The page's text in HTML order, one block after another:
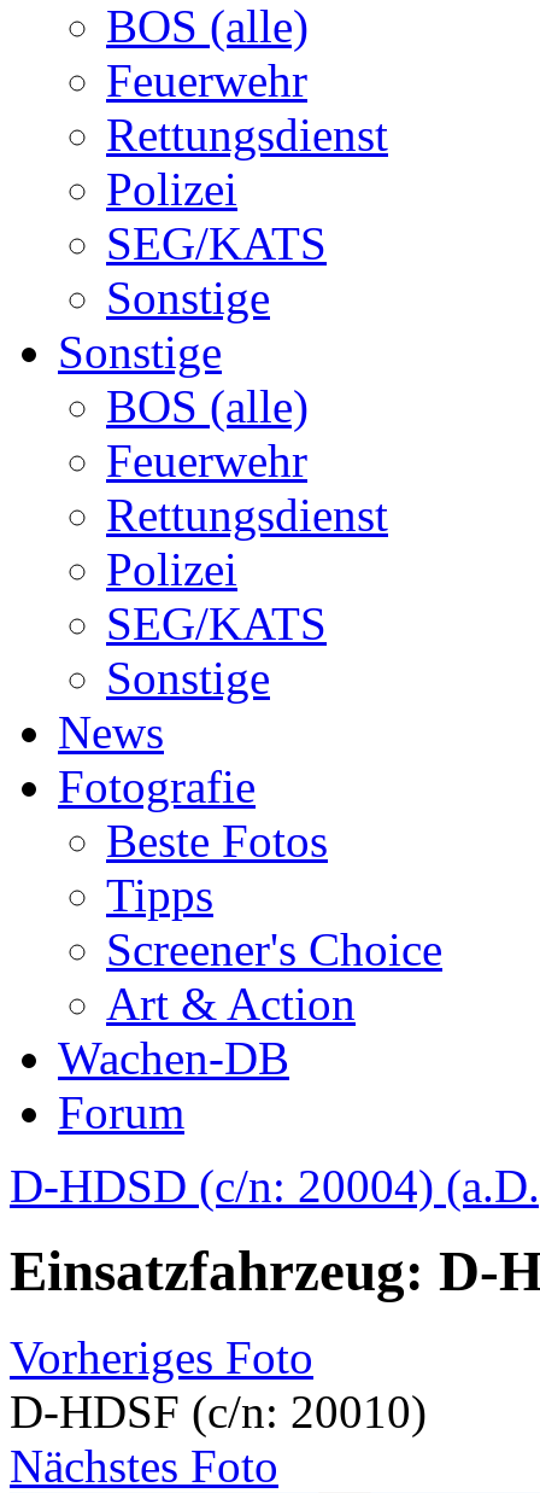
BOS (alle)
Feuerwehr
Rettungsdienst
Polizei
SEG/KATS
Sonstige
Sonstige
BOS (alle)
Feuerwehr
Rettungsdienst
Polizei
SEG/KATS
Sonstige
News
Fotografie
Beste Fotos
Tipps
Screener's Choice
Art & Action
Wachen-DB
Forum
D-HDSD (c/n: 20004)
Einsatzfahrzeug: D-
Vorheriges Foto
D-HDSF (c/n: 20010)
Nächstes Foto